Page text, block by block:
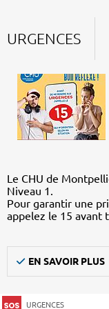
URGENCES
Le CHU de
Niveau 1.
Pour garantir une
appelez le 15 avant
EN SAVOIR PLUS
URGENCES